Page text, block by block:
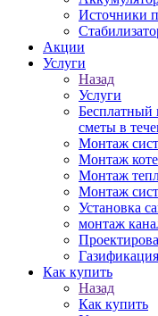
Источники
Акции
Услуги
Назад
Услуги
Бесплатный
сметы в
Монтаж
Монтаж
Монтаж
Монтаж
Установка
монтаж
Как купить
Назад
Как купить